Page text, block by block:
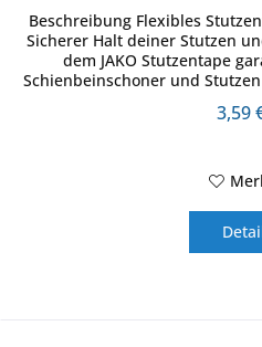
Beschreibung Flexibles
Sicherer Halt deiner Stutzen
dem JAKO Stutzentape
Schienbeinschoner und
3,59